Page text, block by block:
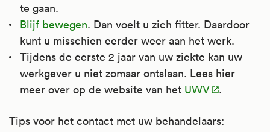
te gaan.
Blijf bewegen. Dan voelt u zich fitter. Daardoor
kunt u misschien eerder weer aan het werk.
Tijdens de eerste 2 jaar van uw ziekte kan uw
werkgever u niet zomaar ontslaan. Lees hier
meer over op de website van het UWV .
Tips voor het contact met uw behandelaars: